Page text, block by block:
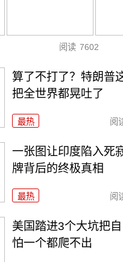
阅读 7602
算了不打了？特朗普
把全世界都晃吐了
最热 阅
一张图让印度陷入死
牌背后的终极真相
最热 阅
美国踏进3个大坑把
怕一个都爬不出